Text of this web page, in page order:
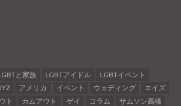
と家族 LGBTアイドル
LGBTイベント
アメリカ イベント ウェディング
エイズ
ト カムアウト ゲイ コラム サムソン高橋